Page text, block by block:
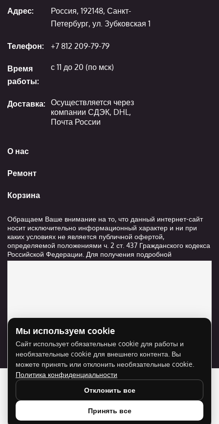
О нас
Ремонт
Корзина
Адрес:
Россия, 192148, Санкт-
Петербург, ул. Зубковская 1
Телефон: +7 812 209-79-79
Время
работы:
с 11 до 20 (по мск)
Доставка: Осуществляется через
компании СДЭК, DHL,
Почта России
Обращаем Ваше внимание на то, что данный интернет-сайт
носит исключительно информационный характер и ни при
каких условиях не является публичной офертой,
определяемой положениями ч. 2 ст. 437 Гражданского кодекса
Российской Федерации. Для получения подробной
информации о стоимости и сроках выполнения услуг,
Для отображения карты нужно разрешить
использование cookie для внешнего контента.
Разрешить cookie
Мы используем cookie
Сайт использует обязательные cookie для работы и
необязательные cookie для внешнего контента. Вы
можете принять или отклонить необязательные cookie.
Политика конфиденциальности
Отклонить все
Принять все